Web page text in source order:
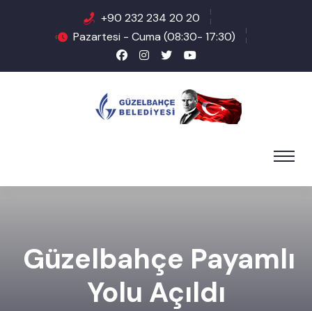
+90 232 234 20 20
Pazartesi - Cuma (08:30- 17:30)
Güzelbahçe Payamlı
Yolu Açıldı